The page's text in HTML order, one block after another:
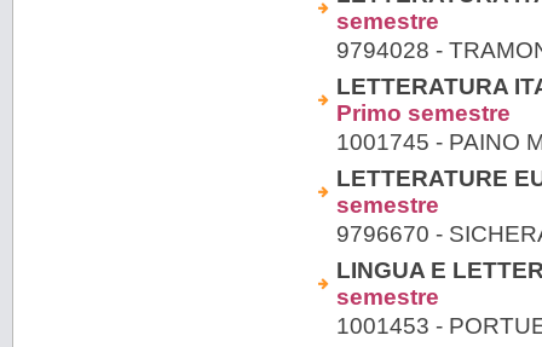
semestre
9794028 -
LETTERATURA
Primo semestre
1001745 - PAINO
LETTERATURE
semestre
9796670 -
LINGUA E
semestre
1001453 -